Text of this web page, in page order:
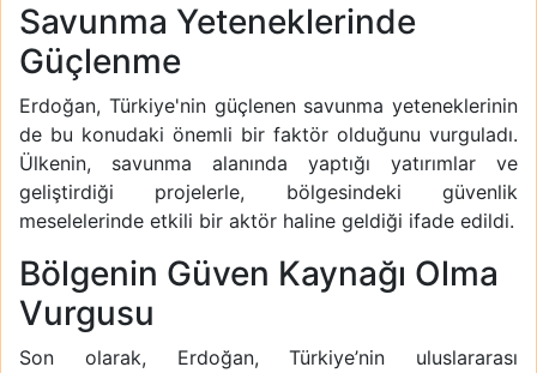
Savunma Yeteneklerinde
Güçlenme
Erdoğan, Türkiye'nin güçlenen savunma yeteneklerinin
de bu konudaki önemli bir faktör olduğunu vurguladı.
Ülkenin, savunma alanında yaptığı yatırımlar ve
geliştirdiği projelerle, bölgesindeki güvenlik
meselelerinde etkili bir aktör haline geldiği ifade edildi.
Bölgenin Güven Kaynağı Olma
Vurgusu
Son olarak, Erdoğan, Türkiye’nin uluslararası